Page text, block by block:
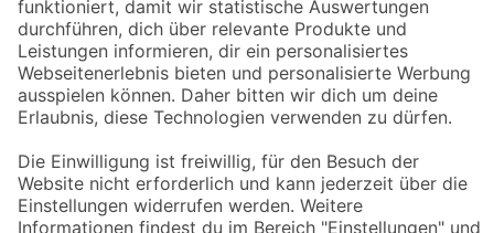
© 2026 Fressnapf Tiernahrungs GmbH
Westpreußenstraße 32-38
Entdecke Fressnapf
Tierversicherung
GPS-Tracker
Fressnapf Salon